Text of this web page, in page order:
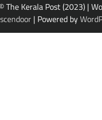
The Kerala Post (2023) |
| Powered by